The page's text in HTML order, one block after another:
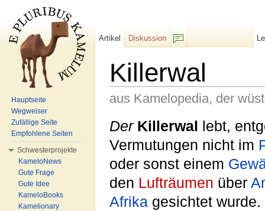
Killerwal
aus Kamelopedia, der
Der Killerwal lebt,
Vermutungen nicht im
oder sonst einem
den Lufträumen über
Afrika gesichtet wurde.
Artikel
Diskussion
Hauptseite
Wegweiser
Zufällige Seite
Empfohlene Seiten
Schwesterprojekte
KameloNews
Gute Frage
Gute Idee
KameloBooks
Kamelionary